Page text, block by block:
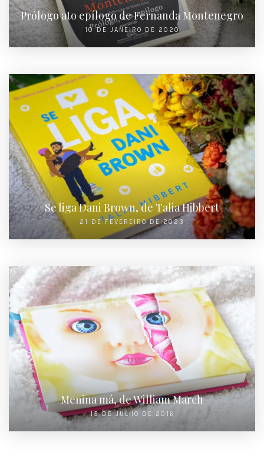
Prólogo ato epílogo de Fernanda Montenegro
10 DE JANEIRO DE 2020
Se liga Dani Brown, de Talia Hibbert
21 DE FEVEREIRO DE 2023
Menina má, de William March
15 DE JULHO DE 2016